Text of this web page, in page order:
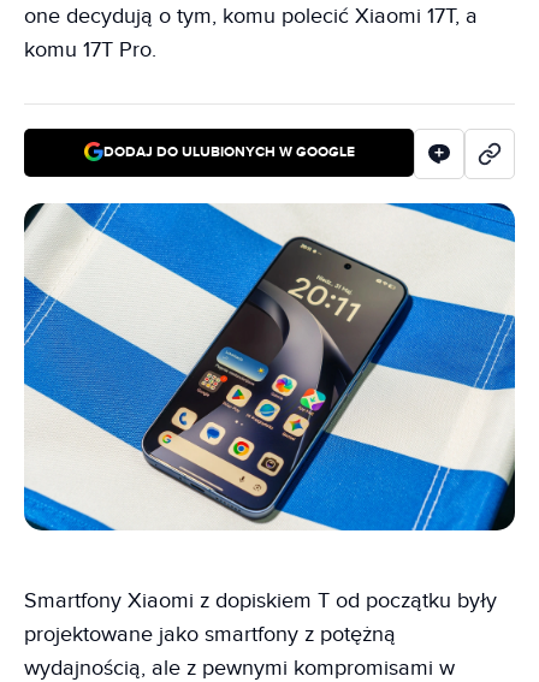
one decydują o tym, komu polecić Xiaomi 17T, a
komu 17T Pro.
DODAJ DO ULUBIONYCH W GOOGLE
Smartfony Xiaomi z dopiskiem T od początku były
projektowane jako smartfony z potężną
wydajnością, ale z pewnymi kompromisami w